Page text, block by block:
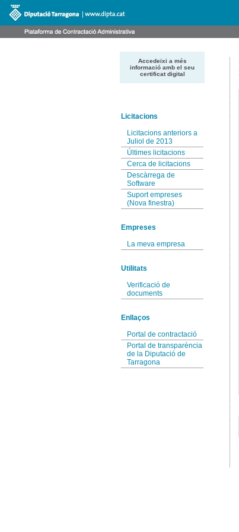
Accedeixi a més
informació amb el seu
certificat digital
Licitacions
Licitacions anteriors a
Juliol de 2013
Últimes licitacions
Cerca de licitacions
Descàrrega de
Software
Suport empreses
(Nova finestra)
Empreses
La meva empresa
Utilitats
Verificació de
documents
Enllaços
Portal de contractació
Portal de transparència
de la Diputació de
Tarragona